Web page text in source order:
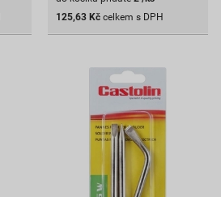
125,63 Kč celkem s DPH